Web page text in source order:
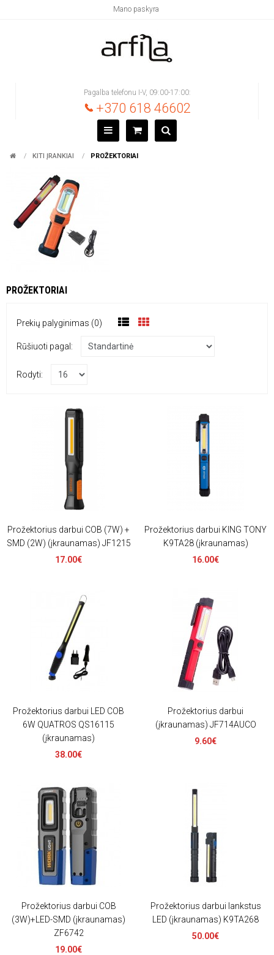
Mano paskyra
Pagalba telefonu I-V, 09:00-17:00:
+370 618 46602
KITI ĮRANKIAI PROŽEKTORIAI
PROŽEKTORIAI
Prekių palyginimas (0)
Rūšiuoti pagal:
Rodyti:
Prožektorius darbui COB (7W) +
SMD (2W) (įkraunamas) JF1215
17.00€
Prožektorius darbui KING TONY
K9TA28 (įkraunamas)
16.00€
Prožektorius darbui LED COB
6W QUATROS QS16115
(įkraunamas)
38.00€
Prožektorius darbui
(įkraunamas) JF714AUCO
9.60€
Prožektorius darbui COB
(3W)+LED-SMD (įkraunamas)
ZF6742
19.00€
Prožektorius darbui lankstus
LED (įkraunamas) K9TA268
50.00€